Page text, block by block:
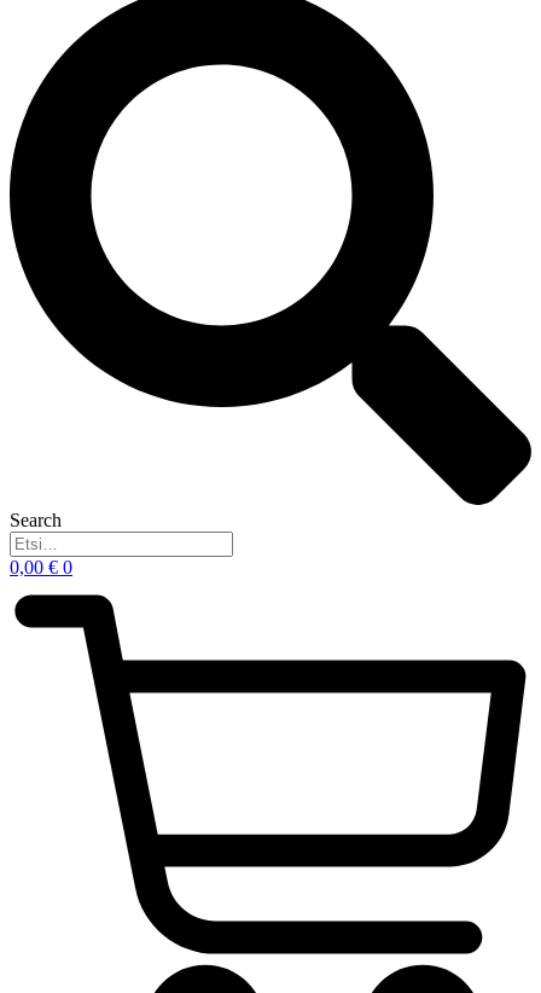
Search
0,00 € 0